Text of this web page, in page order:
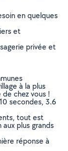
en quelques
et
privée et
à la plus
chez vous !
secondes, 3.6
tout est
plus grands
réponse à